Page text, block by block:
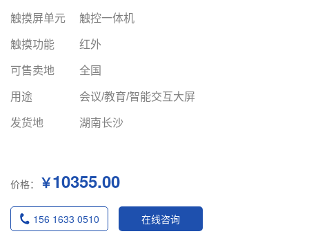
触摸屏单元 触控一体机
触摸功能 红外
可售卖地 全国
用途 会议/教育/智能交互大屏
发货地 湖南长沙
价格： ￥10355.00
156 1633 0510 在线咨询